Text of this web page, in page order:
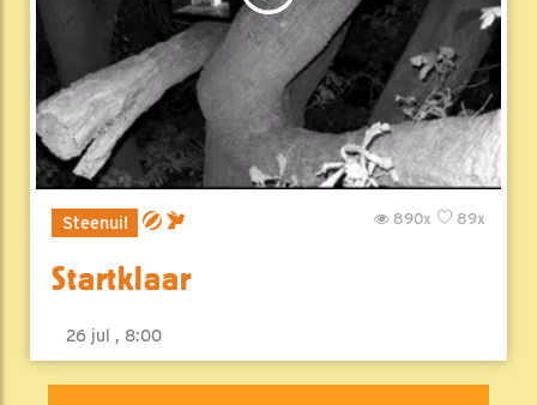
Steenuil 89x
890x
Startklaar
26 jul , 8:00